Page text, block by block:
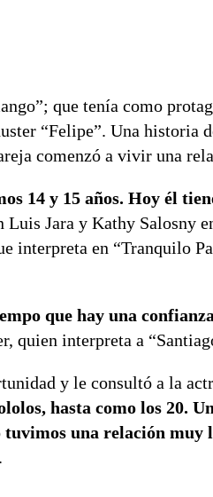
que tenía como
“Felipe”. Una historia
comenzó a vivir una
14 y 15 años. Hoy él
Luis Jara y Kathy Salosny
interpreta en “Tranquilo
que hay una
quien interpreta a
y le consultó a la
hasta como los 20.
una relación